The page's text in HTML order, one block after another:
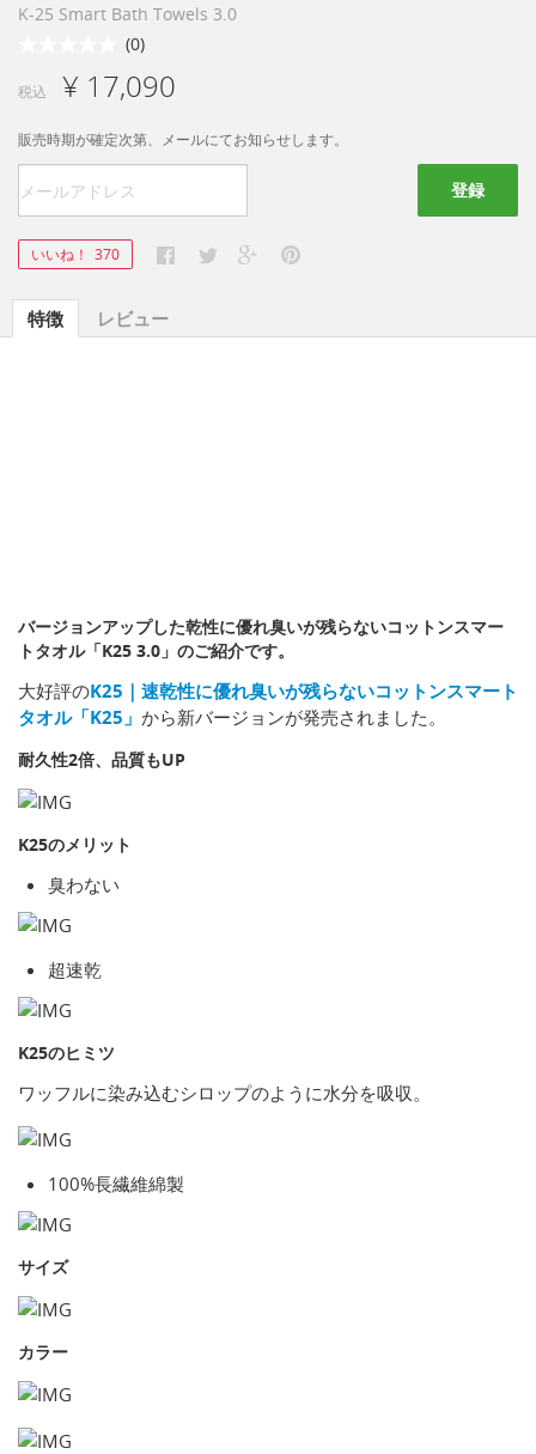
K-25 Smart Bath Towels 3.0
(0)
税込 ¥ 17,090
販売時期が確定次第、メールにてお知らせします。
登録
いいね！ 370
特徴 レビュー
バージョンアップした乾性に優れ臭いが残らないコットンスマー
トタオル「K25 3.0」のご紹介です。
大好評のK25｜速乾性に優れ臭いが残らないコットンスマート
タオル「K25」 から新バージョンが発売されました。
耐久性2倍、品質もUP
K25のメリット
臭わない
超速乾
K25のヒミツ
ワッフルに染み込むシロップのように水分を吸収。
100%長繊維綿製
サイズ
カラー